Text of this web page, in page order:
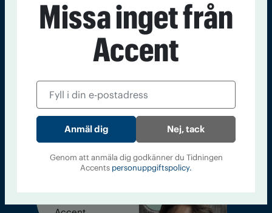
Tidningen Accent, A4, Bondegatan 21, 116 33 Stockholm
accent@iogt.se
Chefredaktör och ansvarig utgivare: Barbro Janson Lundkvist,
Om Tidningen Tidningsarkiv In English
Missa inget från
Accent
Nej, tack
Genom att anmäla dig godkänner du Tidningen
Accents personuppgiftspolicy.